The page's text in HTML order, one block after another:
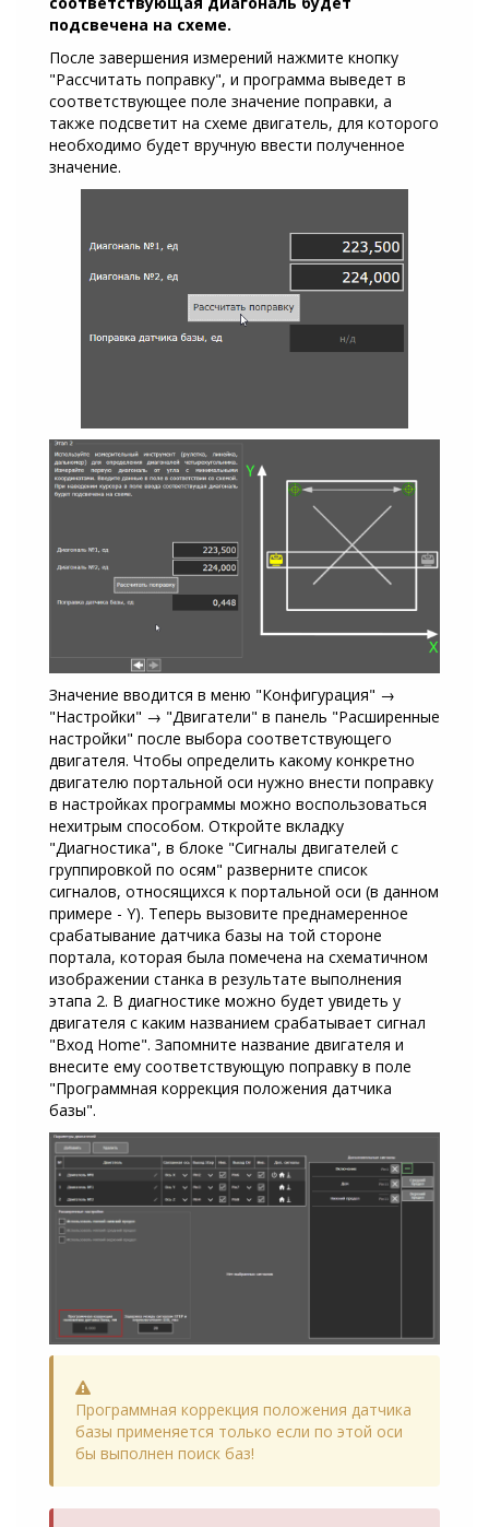
подсвечена на схеме.
После завершения измерений нажмите кнопку
"Рассчитать поправку", и программа выведет в
соответствующее поле значение поправки, а
также подсветит на схеме двигатель, для которого
необходимо будет вручную ввести полученное
значение.
Значение вводится в меню "Конфигурация" →
"Настройки" → "Двигатели" в панель "Расширенные
настройки" после выбора соответствующего
двигателя. Чтобы определить какому конкретно
двигателю портальной оси нужно внести поправку
в настройках программы можно воспользоваться
нехитрым способом. Откройте вкладку
"Диагностика", в блоке "Сигналы двигателей с
группировкой по осям" разверните список
сигналов, относящихся к портальной оси (в данном
примере - Y). Теперь вызовите преднамеренное
срабатывание датчика базы на той стороне
портала, которая была помечена на схематичном
изображении станка в результате выполнения
этапа 2. В диагностике можно будет увидеть у
двигателя с каким названием срабатывает сигнал
"Вход Home". Запомните название двигателя и
внесите ему соответствующую поправку в поле
"Программная коррекция положения датчика
базы".
Программная коррекция положения датчика
базы применяется только если по этой оси
бы выполнен поиск баз!